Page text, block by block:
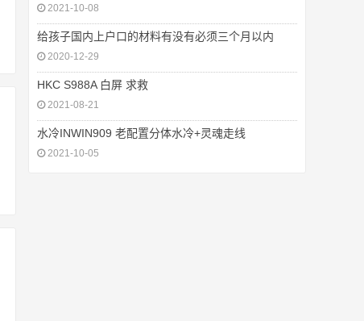
2021-10-08
给孩子国内上户口的材料有没有必须三个月以内
2020-12-29
HKC S988A 白屏 求救
2021-08-21
水冷INWIN909 老配置分体水冷+灵魂走线
2021-10-05